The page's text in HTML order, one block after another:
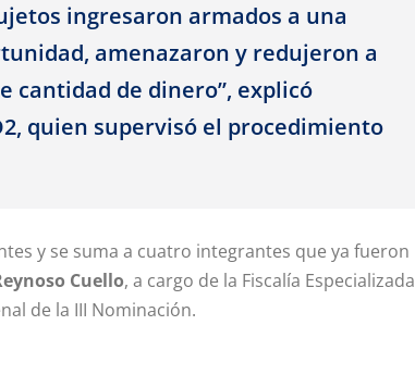
ingresaron armados a una
amenazaron y redujeron a
cantidad de dinero”, explicó
quien supervisó el procedimiento
y se suma a cuatro integrantes que ya fueron
Cuello, a cargo de la Fiscalía Especializada
de la III Nominación.